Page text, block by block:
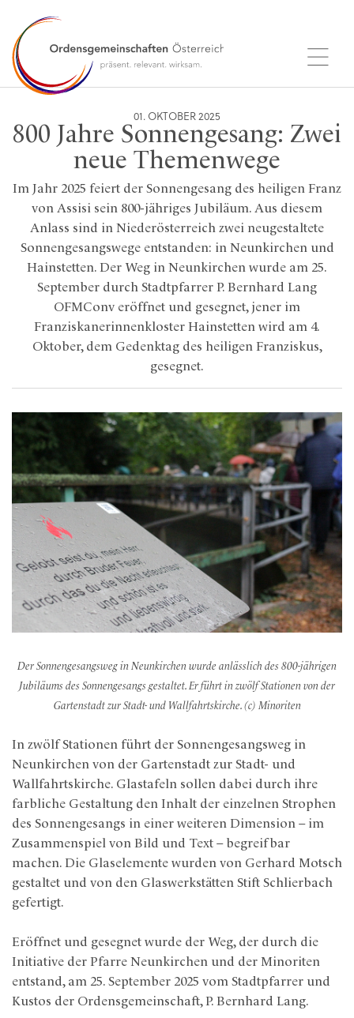
01. OKTOBER 2025
800 Jahre Sonnengesang: Zwei
neue Themenwege
Im Jahr 2025 feiert der Sonnengesang des heiligen Franz
von Assisi sein 800-jähriges Jubiläum. Aus diesem
Anlass sind in Niederösterreich zwei neugestaltete
Sonnengesangswege entstanden: in Neunkirchen und
Hainstetten. Der Weg in Neunkirchen wurde am 25.
September durch Stadtpfarrer P. Bernhard Lang
OFMConv eröffnet und gesegnet, jener im
Franziskanerinnenkloster Hainstetten wird am 4.
Oktober, dem Gedenktag des heiligen Franziskus,
gesegnet.
Der Sonnengesangsweg in Neunkirchen wurde anlässlich des 800-jährigen
Jubiläums des Sonnengesangs gestaltet. Er führt in zwölf Stationen von der
Gartenstadt zur Stadt- und Wallfahrtskirche. (c) Minoriten
In zwölf Stationen führt der Sonnengesangsweg in
Neunkirchen von der Gartenstadt zur Stadt- und
Wallfahrtskirche. Glastafeln sollen dabei durch ihre
farbliche Gestaltung den Inhalt der einzelnen Strophen
des Sonnengesangs in einer weiteren Dimension – im
Zusammenspiel von Bild und Text – begreifbar
machen. Die Glaselemente wurden von Gerhard Motsch
gestaltet und von den Glaswerkstätten Stift Schlierbach
gefertigt.
Eröffnet und gesegnet wurde der Weg, der durch die
Initiative der Pfarre Neunkirchen und der Minoriten
entstand, am 25. September 2025 vom Stadtpfarrer und
Kustos der Ordensgemeinschaft, P. Bernhard Lang.